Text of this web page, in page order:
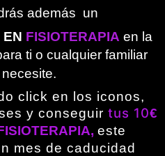
además un
EN FISIOTERAPIA en la
ti o cualquier familiar
click en los iconos,
y conseguir tus 10€
este
mes de caducidad